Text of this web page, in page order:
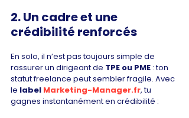
2. Un cadre et une
crédibilité renforcés
En solo, il n’est pas toujours simple de
rassurer un dirigeant de TPE ou PME : ton
statut freelance peut sembler fragile. Avec
le label Marketing-Manager.fr, tu
gagnes instantanément en crédibilité :